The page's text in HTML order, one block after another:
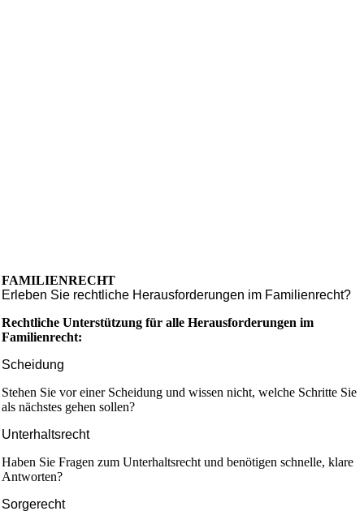
FAMILIENRECHT
Erleben Sie rechtliche Herausforderungen im Familienrecht?
Rechtliche Unterstützung für alle Herausforderungen im
Familienrecht:
Scheidung
Stehen Sie vor einer Scheidung und wissen nicht, welche Schritte Sie
als nächstes gehen sollen?
Unterhaltsrecht
Haben Sie Fragen zum Unterhaltsrecht und benötigen schnelle, klare
Antworten?
Sorgerecht